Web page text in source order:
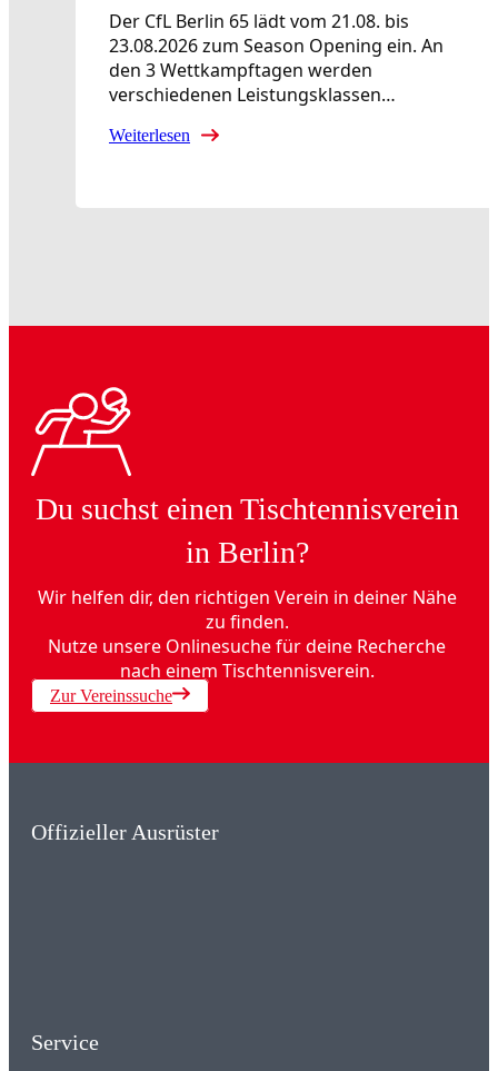
Der CfL Berlin 65 lädt vom 21.08. bis
23.08.2026 zum Season Opening ein. An
den 3 Wettkampftagen werden
verschiedenen Leistungsklassen…
Weiterlesen
Du suchst einen Tischtennisverein
in Berlin?
Wir helfen dir, den richtigen Verein in deiner Nähe
zu finden.
Nutze unsere Onlinesuche für deine Recherche
nach einem Tischtennisverein.
Zur Vereinssuche
Offizieller Ausrüster
Service